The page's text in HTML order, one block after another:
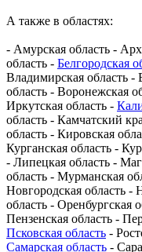
А также в областях:
- Амурская область -
область - Белгородская
Владимирская область -
область - Воронежская
Иркутская область -
область - Камчатский
область - Кировская
Курганская область -
- Липецкая область -
область - Мурманская
Новгородская область -
область - Оренбургская
Пензенская область -
Псковская область -
Самарская область -